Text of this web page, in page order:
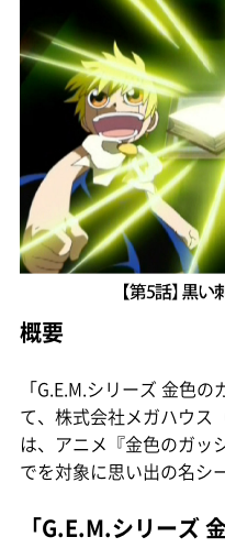
概要
「G.E.M.シリーズ 金色
て、株式会社メガハウス
は、アニメ『金色のガッ
でを対象に思い出の名シ
「G.E.M.シリーズ